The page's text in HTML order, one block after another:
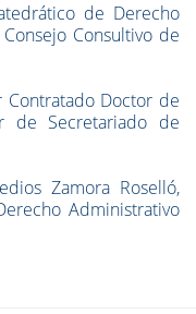
de Derecho
Consultivo de
Contratado Doctor de
de Secretariado de
Zamora Roselló,
Administrativo